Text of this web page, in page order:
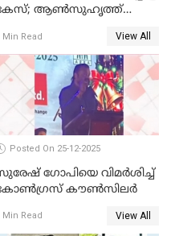
ആണ്‍സുഹൃത്ത്
Min Read View All
Posted On 25-12-2025
ഗോപിയെ വിമര്‍ശിച്ച്
കൗണ്‍സിലര്‍
Min Read View All